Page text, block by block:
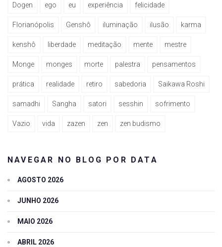
Dogen ego eu experiência felicidade
Florianópolis Genshô iluminação ilusão karma
kenshô liberdade meditação mente mestre
Monge monges morte palestra pensamentos
prática realidade retiro sabedoria Saikawa Roshi
samadhi Sangha satori sesshin sofrimento
Vazio vida zazen zen zen budismo
NAVEGAR NO BLOG POR DATA
AGOSTO 2026
JUNHO 2026
MAIO 2026
ABRIL 2026